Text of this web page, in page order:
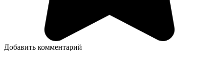
Добавить комментарий